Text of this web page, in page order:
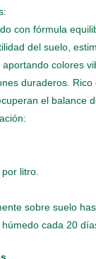
con fórmula
del suelo,
colores
duraderos. Rico
el balance
litro.
sobre suelo
cada 20